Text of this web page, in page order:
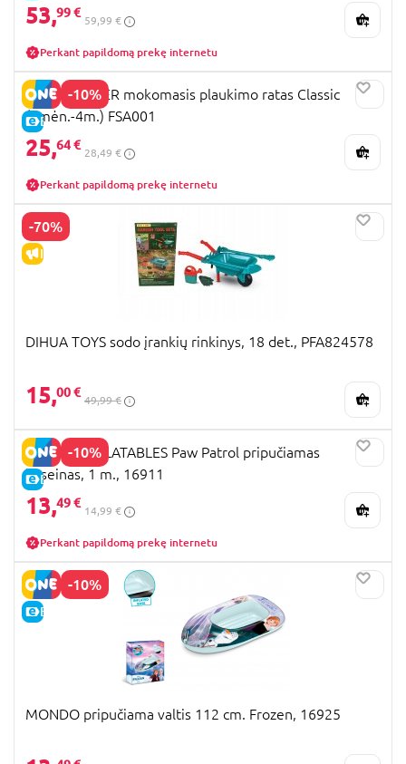
53,99 €
59,99 €
Perkant papildomą prekę internetu
-10%
E-KAINA
SWIMTRAINER mokomasis plaukimo ratas Classic
(3mėn.-4m.) FSA001
25,64 €
28,49 €
Perkant papildomą prekę internetu
-70%
IŠPARDAVIMAS
DIHUA TOYS sodo įrankių rinkinys, 18 det., PFA824578
15,00 €
49,99 €
-10%
E-KAINA
MONDO INFLATABLES Paw Patrol pripučiamas
baseinas, 1 m., 16911
13,49 €
14,99 €
Perkant papildomą prekę internetu
-10%
E-KAINA
MONDO pripučiama valtis 112 cm. Frozen, 16925